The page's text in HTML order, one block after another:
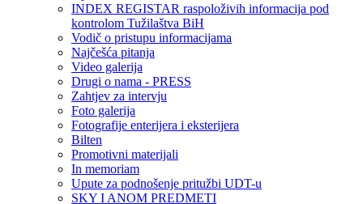
INDEX REGISTAR raspoloživih informacija pod
kontrolom Tužilaštva BiH
Vodič o pristupu informacijama
Najčešća pitanja
Video galerija
Drugi o nama - PRESS
Zahtjev za intervju
Foto galerija
Fotografije enterijera i eksterijera
Bilten
Promotivni materijali
In memoriam
Upute za podnošenje pritužbi UDT-u
SKY I ANOM PREDMETI